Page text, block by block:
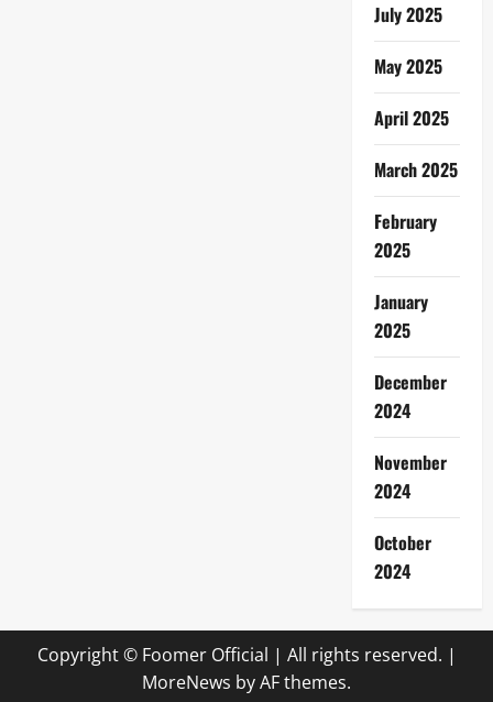
July 2025
May 2025
April 2025
March 2025
February
2025
January
2025
December
2024
November
2024
October
2024
Copyright © Foomer Official | All rights reserved. |
MoreNews by AF themes.